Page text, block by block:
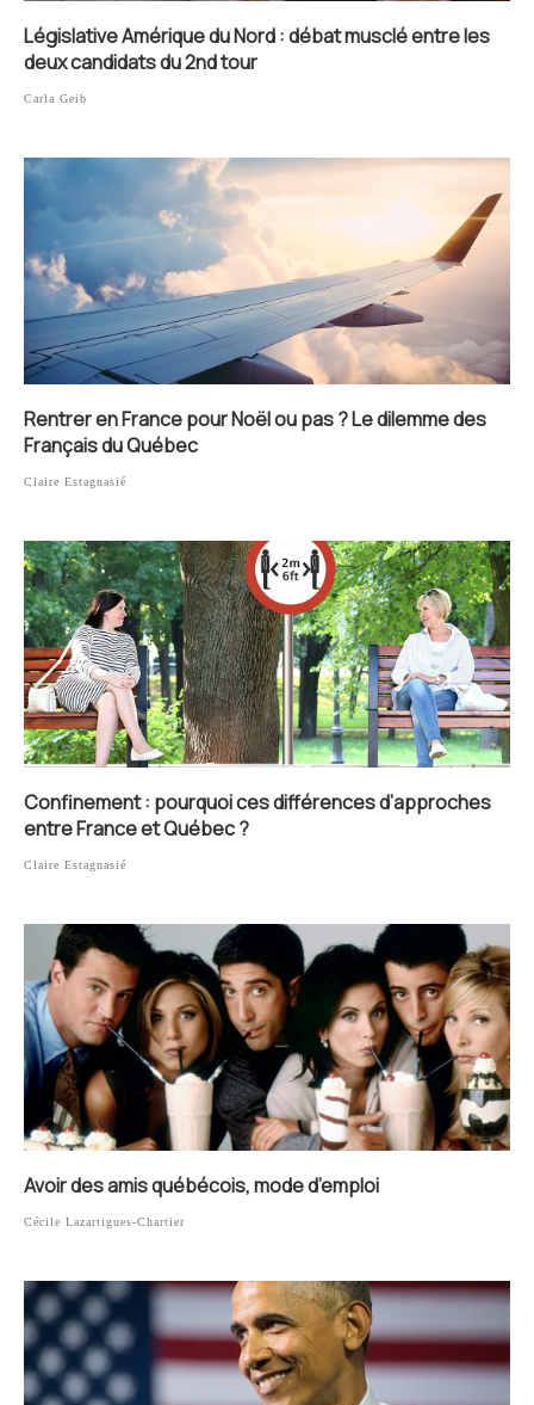
Législative Amérique du Nord : débat musclé entre les
deux candidats du 2nd tour
Carla Geib
Rentrer en France pour Noël ou pas ? Le dilemme des
Français du Québec
Claire Estagnasié
Confinement : pourquoi ces différences d’approches
entre France et Québec ?
Claire Estagnasié
Avoir des amis québécois, mode d’emploi
Cécile Lazartigues-Chartier